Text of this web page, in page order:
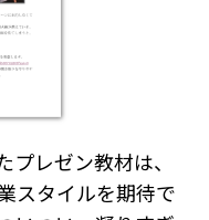
レゼン教材は、
スタイルを期待で